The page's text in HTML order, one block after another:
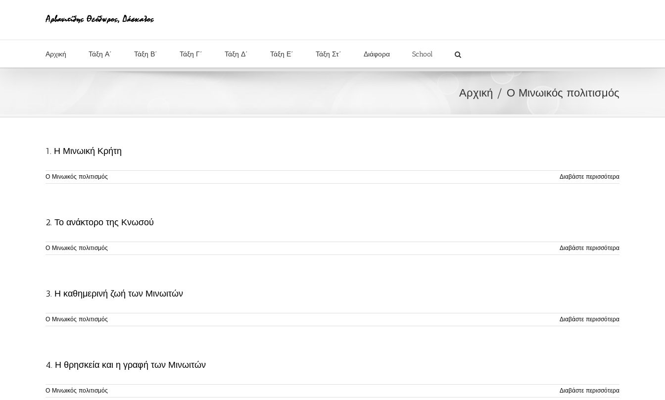
Αρχική Τάξη Α΄ Τάξη Β΄ Τάξη Γ΄ Τάξη Δ΄ Τάξη Ε΄ Τάξη Στ΄ Διάφορα School
Αρχική Ο Μινωικός πολιτισμός
1. Η Μινωική Κρήτη
Ο Μινωικός πολιτισμός Διαβάστε περισσότερα
2. Το ανάκτορο της Κνωσού
Ο Μινωικός πολιτισμός Διαβάστε περισσότερα
3. Η καθημερινή ζωή των Μινωιτών
Ο Μινωικός πολιτισμός Διαβάστε περισσότερα
4. Η θρησκεία και η γραφή των Μινωιτών
Ο Μινωικός πολιτισμός Διαβάστε περισσότερα